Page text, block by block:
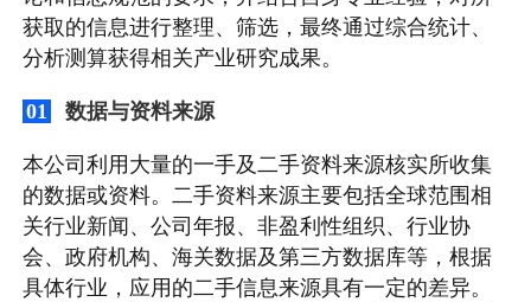
获取的信息进行整理、筛选，最终通过综合统计、
分析测算获得相关产业研究成果。
01 数据与资料来源
本公司利用大量的一手及二手资料来源核实所收集
的数据或资料。二手资料来源主要包括全球范围相
关行业新闻、公司年报、非盈利性组织、行业协
会、政府机构、海关数据及第三方数据库等，根据
具体行业，应用的二手信息来源具有一定的差异。